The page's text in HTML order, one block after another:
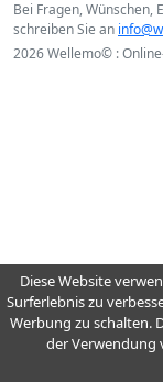
Bei Fragen, Wünschen,
schreiben Sie an
2026 Wellemo© :
Diese Website
Surferlebnis zu
Werbung zu schalten.
der Verwendung